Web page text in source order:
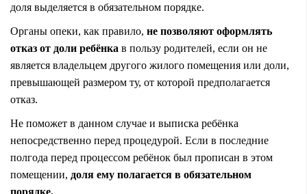
доля выделяется в обязательном порядке.
Органы опеки, как правило, не позволяют оформлять
отказ от доли ребёнка в пользу родителей, если он не
является владельцем другого жилого помещения или доли,
превышающей размером ту, от которой предполагается
отказ.
Не поможет в данном случае и выписка ребёнка
непосредственно перед процедурой. Если в последние
полгода перед процессом ребёнок был прописан в этом
помещении, доля ему полагается в обязательном
порядке.